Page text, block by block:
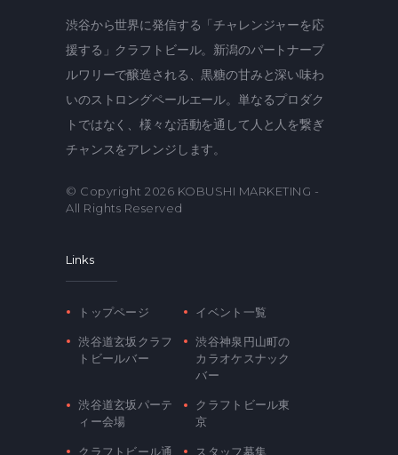
渋谷から世界に発信する「チャレンジャーを応
援する」クラフトビール。新潟のパートナーブ
ルワリーで醸造される、黒糖の甘みと深い味わ
いのストロングペールエール。単なるプロダク
トではなく、様々な活動を通して人と人を繋ぎ
チャンスをアレンジします。
© Copyright 2026 KOBUSHI MARKETING -
All Rights Reserved
Links
トップページ イベント一覧
渋谷道玄坂クラフ
トビールバー
渋谷神泉円山町の
カラオケスナック
バー
渋谷道玄坂パーテ
ィー会場
クラフトビール東
京
クラフトビール通 スタッフ募集